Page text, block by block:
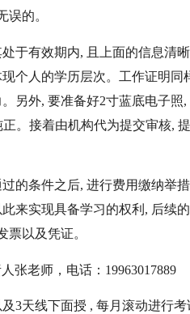
误的。
于有效期内, 且上面的信息清
个人的学历层次。工作证明同
另外, 要准备好2寸蓝底电子照
。接着由机构代为提交审核,
的条件之后, 进行费用缴纳举
来实现具备学习的权利, 后续
以及凭证。
张老师，电话：19963017889
3天线下面授 , 每月滚动进行